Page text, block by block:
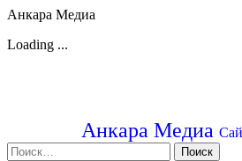
Анкара Медиа
Loading ...
Анкара Медиа
Найти: